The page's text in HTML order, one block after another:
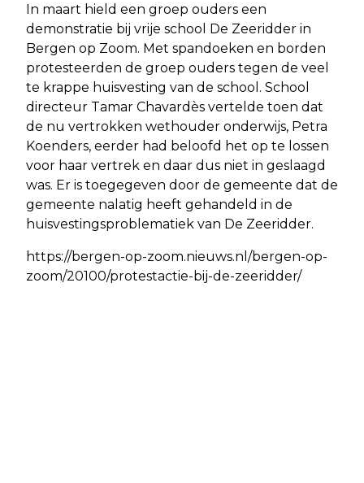
In maart hield een groep ouders een
demonstratie bij vrije school De Zeeridder in
Bergen op Zoom. Met spandoeken en borden
protesteerden de groep ouders tegen de veel
te krappe huisvesting van de school. School
directeur Tamar Chavardès vertelde toen dat
de nu vertrokken wethouder onderwijs, Petra
Koenders, eerder had beloofd het op te lossen
voor haar vertrek en daar dus niet in geslaagd
was. Er is toegegeven door de gemeente dat de
gemeente nalatig heeft gehandeld in de
huisvestingsproblematiek van De Zeeridder.
https://bergen-op-zoom.nieuws.nl/bergen-op-
zoom/20100/protestactie-bij-de-zeeridder/